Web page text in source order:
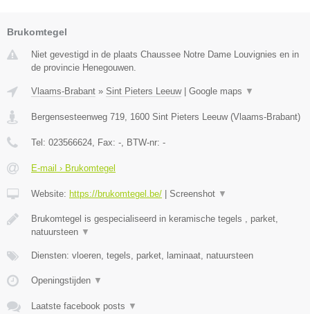
Brukomtegel
Niet gevestigd in de plaats Chaussee Notre Dame Louvignies en in
de provincie Henegouwen.
Vlaams-Brabant » Sint Pieters Leeuw| Google maps ▼
Bergensesteenweg 719, 1600 Sint Pieters Leeuw(Vlaams-Brabant)
Tel: 023566624, Fax: -, BTW-nr: -
E-mail › Brukomtegel
Website: https://brukomtegel.be/ Screenshot ▼
Brukomtegel is gespecialiseerd in keramische tegels , parket,
natuursteen ▼
Diensten: vloeren, tegels, parket, laminaat, natuursteen
Openingstijden ▼
Laatste facebook posts ▼